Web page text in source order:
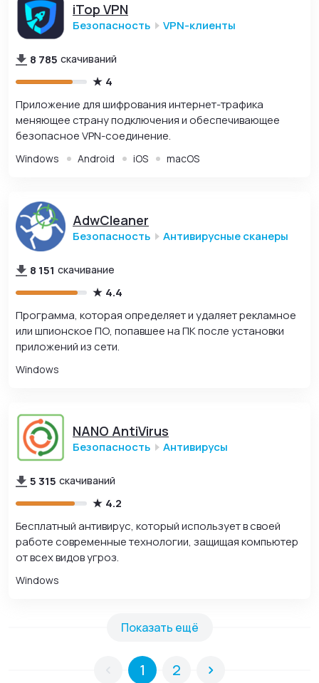
iTop VPN
Безопасность VPN-клиенты
8 785 скачиваний
4
Приложение для шифрования интернет-трафика
меняющее страну подключения и обеспечивающее
безопасное VPN-соединение.
Windows Android iOS macOS
AdwCleaner
Безопасность Антивирусные сканеры
8 151 скачивание
4.4
Программа, которая определяет и удаляет рекламное
или шпионское ПО, попавшее на ПК после установки
приложений из сети.
Windows
NANO AntiVirus
Безопасность Антивирусы
5 315 скачиваний
4.2
Бесплатный антивирус, который использует в своей
работе современные технологии, защищая компьютер
от всех видов угроз.
Windows
1 2
Показать ещё